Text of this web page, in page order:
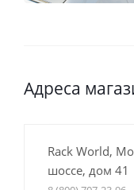
Адреса
Rack World,
шоссе, дом 41